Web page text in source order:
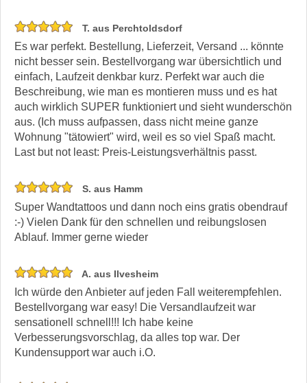
T. aus Perchtoldsdorf
Es war perfekt. Bestellung, Lieferzeit, Versand ... könnte
nicht besser sein. Bestellvorgang war übersichtlich und
einfach, Laufzeit denkbar kurz. Perfekt war auch die
Beschreibung, wie man es montieren muss und es hat
auch wirklich SUPER funktioniert und sieht wunderschön
aus. (Ich muss aufpassen, dass nicht meine ganze
Wohnung "tätowiert" wird, weil es so viel Spaß macht.
Last but not least: Preis-Leistungsverhältnis passt.
S. aus Hamm
Super Wandtattoos und dann noch eins gratis obendrauf
:-) Vielen Dank für den schnellen und reibungslosen
Ablauf. Immer gerne wieder
A. aus Ilvesheim
Ich würde den Anbieter auf jeden Fall weiterempfehlen.
Bestellvorgang war easy! Die Versandlaufzeit war
sensationell schnell!!! Ich habe keine
Verbesserungsvorschlag, da alles top war. Der
Kundensupport war auch i.O.